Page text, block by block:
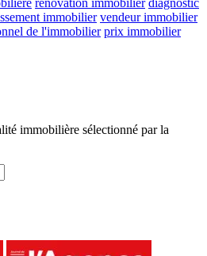
immobilier vendeur immobilier
de l'immobilier prix immobilier
immobilière sélectionné par la